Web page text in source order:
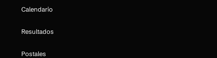
Calendario
Resultados
Postales